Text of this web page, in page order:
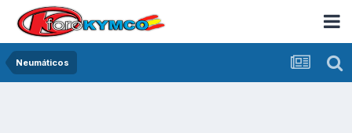
Neumáticos